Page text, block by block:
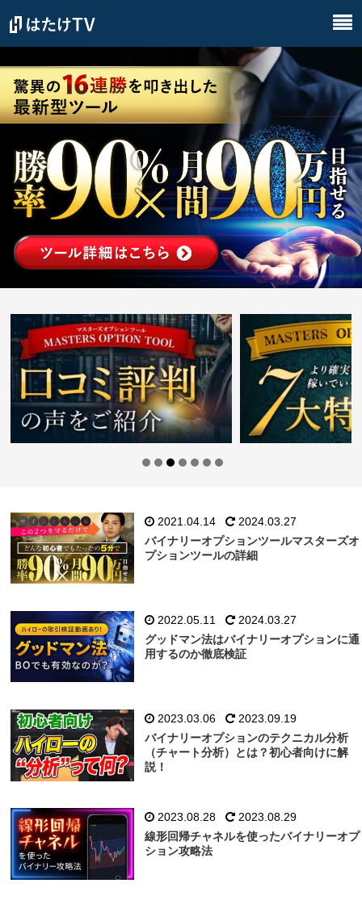
2021.04.14
2024.03.27
バイナリーオプションツールマスターズオ
プションツールの詳細
2022.05.11
2024.03.27
グッドマン法はバイナリーオプションに通
用するのか徹底検証
2023.03.06
2023.09.19
バイナリーオプションのテクニカル分析
（チャート分析）とは？初心者向けに解
説！
2023.08.28
2023.08.29
線形回帰チャネルを使ったバイナリーオプ
ション攻略法